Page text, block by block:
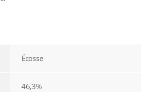
Écosse
46,3%